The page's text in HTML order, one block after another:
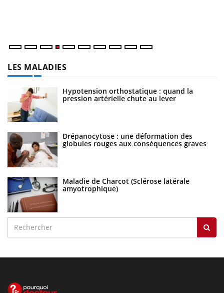
LES MALADIES
Hypotension orthostatique : quand la
pression artérielle chute au lever
Drépanocytose : une déformation des
globules rouges aux conséquences graves
Maladie de Charcot (Sclérose latérale
amyotrophique)